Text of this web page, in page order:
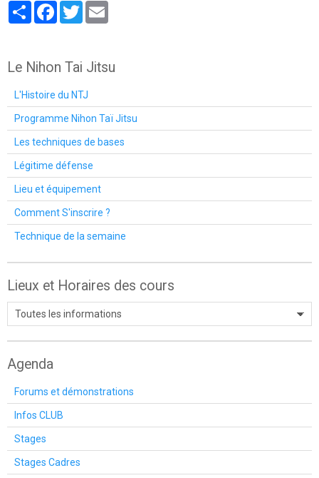
PartagerFacebook
Twitter
Le Nihon Tai Jitsu
L'Histoire du NTJ
Programme Nihon Taï Jitsu
Les techniques de bases
Légitime défense
Lieu et équipement
Comment S'inscrire ?
Technique de la semaine
Lieux et Horaires des cours
Agenda
Forums et démonstrations
Infos CLUB
Stages
Stages Cadres